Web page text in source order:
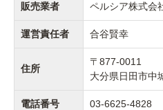
販売業者 ペルシア株式会
運営責任者 合谷賢幸
住所
〒877-0011
大分県日田市中
電話番号 03-6625-4828